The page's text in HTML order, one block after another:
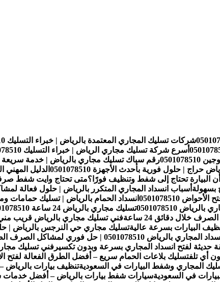
شركات تسليك المجاري المعتمدة بالرياض | خبراء التسليك 0501078510
أسرع شركة تسليك مجاري الرياض | خبراء التسليك 0501078510
رقم سباك تسليك مجاري بالرياض | خدمة سريعة بأحدث
| حلول فورية بأحدث الأجهزة 0501078510
الدليل
البيارة تحتاج إلى شفط وتنظيف فورًا؟متى تحتاج وايت شفط
بسهولة أسباب انسداد المجاري المتكرر بالرياض | حلول فعالة
0501078510 انسداد الحمام بالرياض | تسليك حمامات ومراحيض
0501078510
تسليك مجاري حي النرجس بالرياض |
بالرياض 0501078510 | حل فوري لمشاكل الصرف الصحي
لفتح انسداد المجاري بسرعة وبدون تكسير
أي تلفتسليك بلاعات الحمام سريع – أفضل الطرق الفعالة لفتح
المجاري وشفط البيارات في السعوديةتنظيف بيارات
في السعوديةسيارات شفط بيارات بالرياض – أفضل